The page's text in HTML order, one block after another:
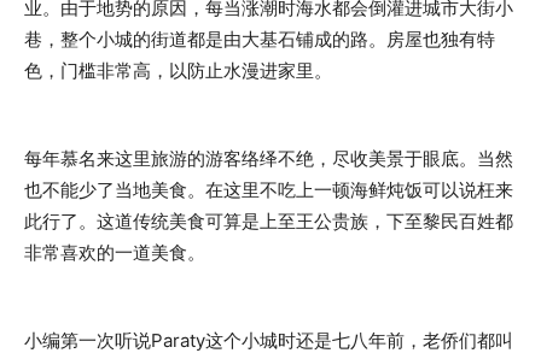
业。由于地势的原因，每当涨潮时海水都会倒灌进城市大街小
巷，整个小城的街道都是由大基石铺成的路。房屋也独有特
色，门槛非常高，以防止水漫进家里。
每年慕名来这里旅游的游客络绎不绝，尽收美景于眼底。当然
也不能少了当地美食。在这里不吃上一顿海鲜炖饭可以说枉来
此行了。这道传统美食可算是上至王公贵族，下至黎民百姓都
非常喜欢的一道美食。
小编第一次听说Paraty这个小城时还是七八年前，老侨们都叫